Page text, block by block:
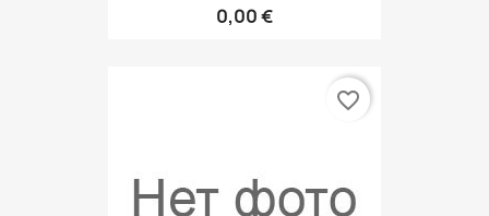
0,00 €
favorite_border